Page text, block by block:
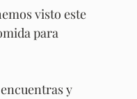
visto este
para
y